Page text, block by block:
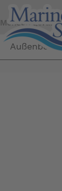
Mensch